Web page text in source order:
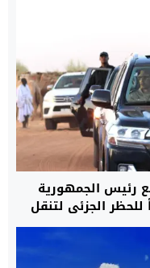
رئيس الجمهورية
للحظر الجزئي لتنقل